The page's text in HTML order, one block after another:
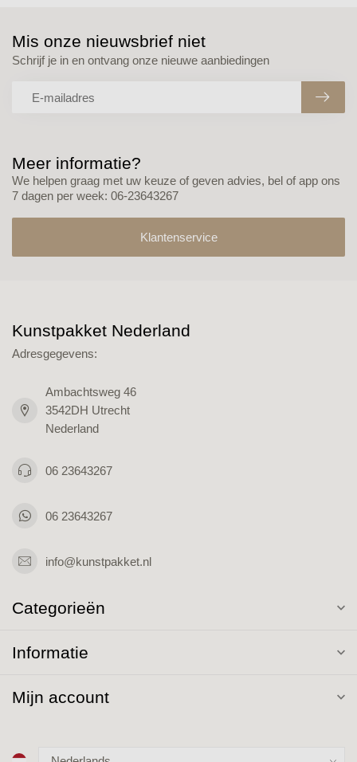
Meer informatie?
We helpen graag met uw keuze of geven advies, bel of app ons
7 dagen per week: 06-23643267
Klantenservice
Mis onze nieuwsbrief niet
Schrijf je in en ontvang onze nieuwe aanbiedingen
Kunstpakket Nederland
Adresgegevens:
Ambachtsweg 46
3542DH Utrecht
Nederland
06 23643267
06 23643267
info@kunstpakket.nl
Categorieën
Informatie
Mijn account